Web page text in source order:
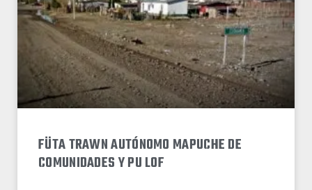
FÜTA TRAWN AUTÓNOMO MAPUCHE DE
COMUNIDADES Y PU LOF